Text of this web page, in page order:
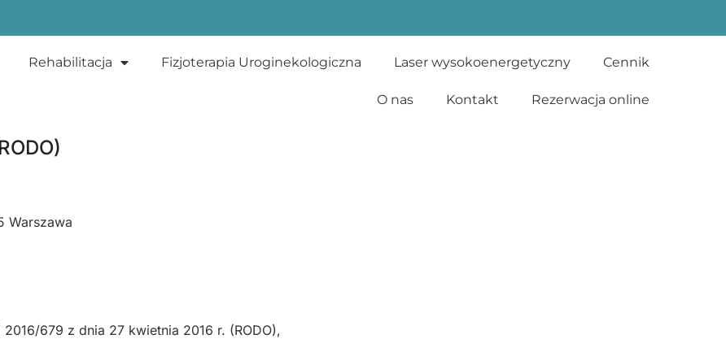
Rehabilitacja Fizjoterapia Uroginekologiczna Laser wysokoenergetyczny Cennik
O nas Kontakt Rezerwacja online
Warszawa
679 z dnia 27 kwietnia 2016 r. (RODO),